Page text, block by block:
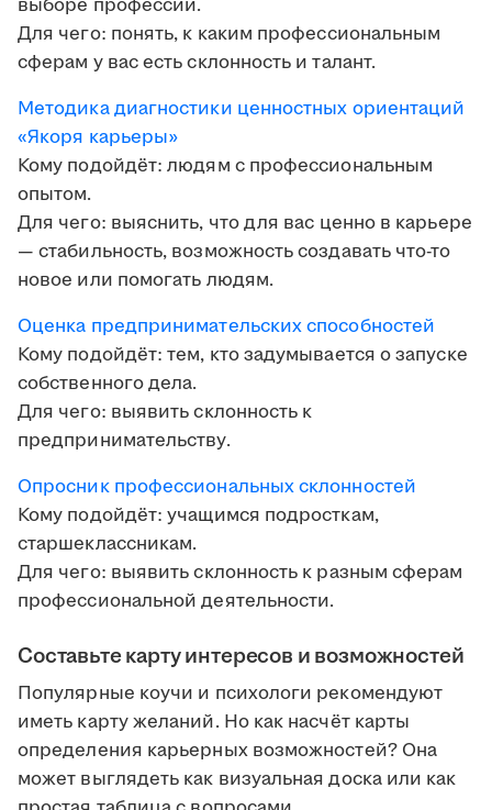
выборе профессии.
Для чего: понять, к каким профессиональным
сферам у вас есть склонность и талант.
Методика диагностики ценностных ориентаций
«Якоря карьеры»
Кому подойдёт: людям с профессиональным
опытом.
Для чего: выяснить, что для вас ценно в карьере
— стабильность, возможность создавать что-то
новое или помогать людям.
Оценка предпринимательских способностей
Кому подойдёт: тем, кто задумывается о запуске
собственного дела.
Для чего: выявить склонность к
предпринимательству.
Опросник профессиональных склонностей
Кому подойдёт: учащимся подросткам,
старшеклассникам.
Для чего: выявить склонность к разным сферам
профессиональной деятельности.
Составьте карту интересов и возможностей
Популярные коучи и психологи рекомендуют
иметь карту желаний. Но как насчёт карты
определения карьерных возможностей? Она
может выглядеть как визуальная доска или как